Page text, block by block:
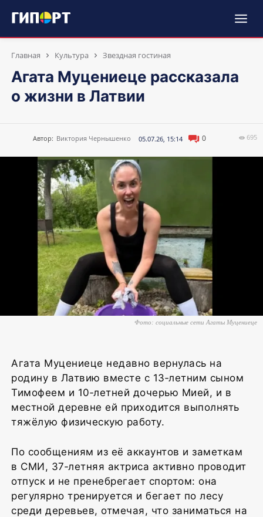
Главная Культура Звездная гостиная
Агата Муцениеце рассказала
о жизни в Латвии
Автор: Виктория Чернышенко 05.07.26, 15:14 0 695
Фото: социальные сети Агаты Муцениеце
Агата Муцениеце недавно вернулась на
родину в Латвию вместе с 13‑летним сыном
Тимофеем и 10‑летней дочерью Мией, и в
местной деревне ей приходится выполнять
тяжёлую физическую работу.
По сообщениям из её аккаунтов и заметкам
в СМИ, 37‑летняя актриса активно проводит
отпуск и не пренебрегает спортом: она
регулярно тренируется и бегает по лесу
среди деревьев, отмечая, что заниматься на